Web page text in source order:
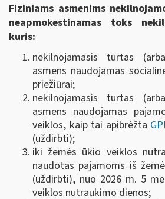
Fiziniams asmenims n
neapmokestinamas toks
kuris:
nekilnojamasis turtas
asmens naudojamas
priežiūrai;
nekilnojamasis turtas
asmens naudojamas
veiklos, kaip tai apibrėžta
(uždirbti);
iki žemės ūkio veiklos
naudotas pajamoms iš
(uždirbti), nuo 2026 m. 5
veiklos nutraukimo dienos;